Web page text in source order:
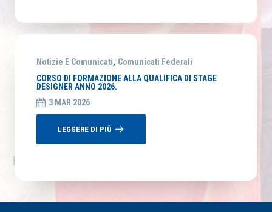
Notizie E Comunicati, Comunicati Federali
CORSO DI FORMAZIONE ALLA QUALIFICA DI STAGE
DESIGNER ANNO 2026.
3 MAR 2026
LEGGERE DI PIÙ